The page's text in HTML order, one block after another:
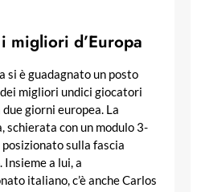
migliori d’Europa
si è guadagnato un posto
migliori undici giocatori
giorni europea. La
schierata con un modulo 3-
sulla fascia
a lui, a
italiano, c’è anche Carlos